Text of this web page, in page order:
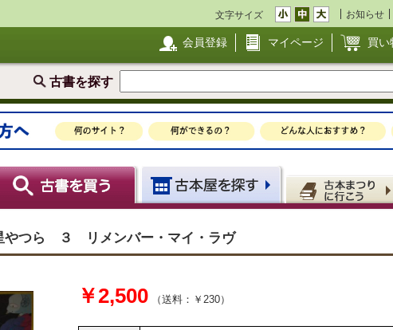
文字サイズ お知らせ
会員登録 マイページ 買い
古書を探す
やつら ３ リメンバー・マイ・ラヴ
￥2,500 （送料：￥230）